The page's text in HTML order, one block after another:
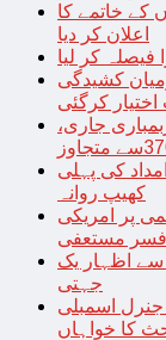
کے خاتمے کا
اعلان کر دیا
کر لیا
کشیدگی
کرگئی
جاری،
کی پہلی
کھیپ روانہ
پر امریکی
مستعفی
سے اظہار یک
جہتی
جنرل اسمبلی
کا خواہاں